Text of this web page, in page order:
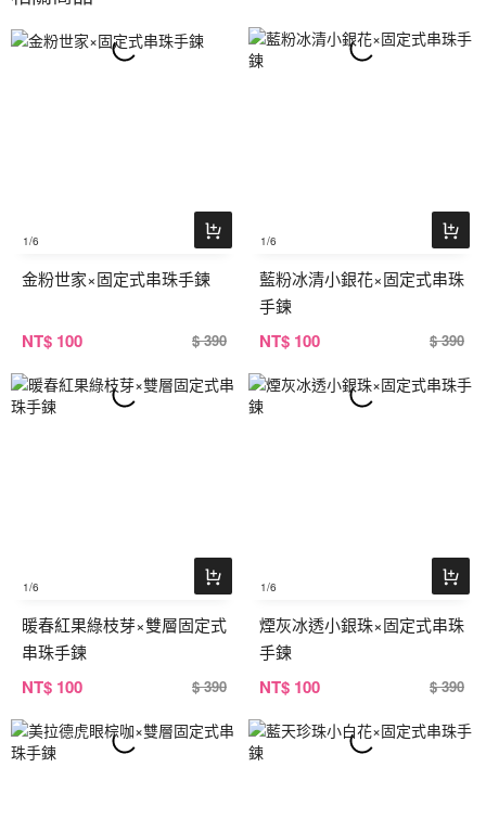
1/6
金粉世家×固定式串珠手鍊
NT$ 100 $ 390
1/6
藍粉冰清小銀花×固定式串珠
手鍊
NT$ 100 $ 390
1/6
暖春紅果綠枝芽×雙層固定式
串珠手鍊
NT$ 100 $ 390
1/6
煙灰冰透小銀珠×固定式串珠
手鍊
NT$ 100 $ 390